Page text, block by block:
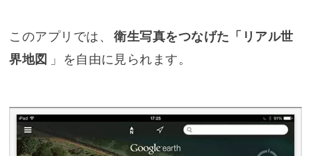
このアプリでは、
衛生写真をつなげた「リアル世
界地図
」を自由に見られます。